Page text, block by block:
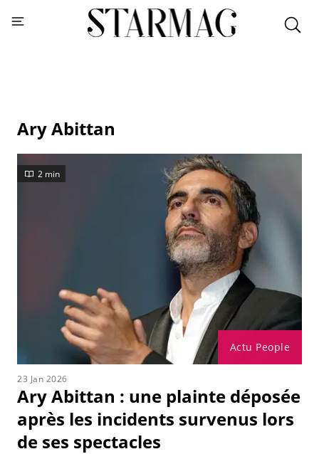
Ary Abittan
Actu People
2 min
23 Jan 2026
Ary Abittan : une plainte déposée
après les incidents survenus lors
de ses spectacles